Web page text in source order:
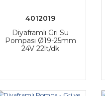
4012019
Diyaframlı Gri Su
Pompası Ø19-25mm
24V 22lt/dk